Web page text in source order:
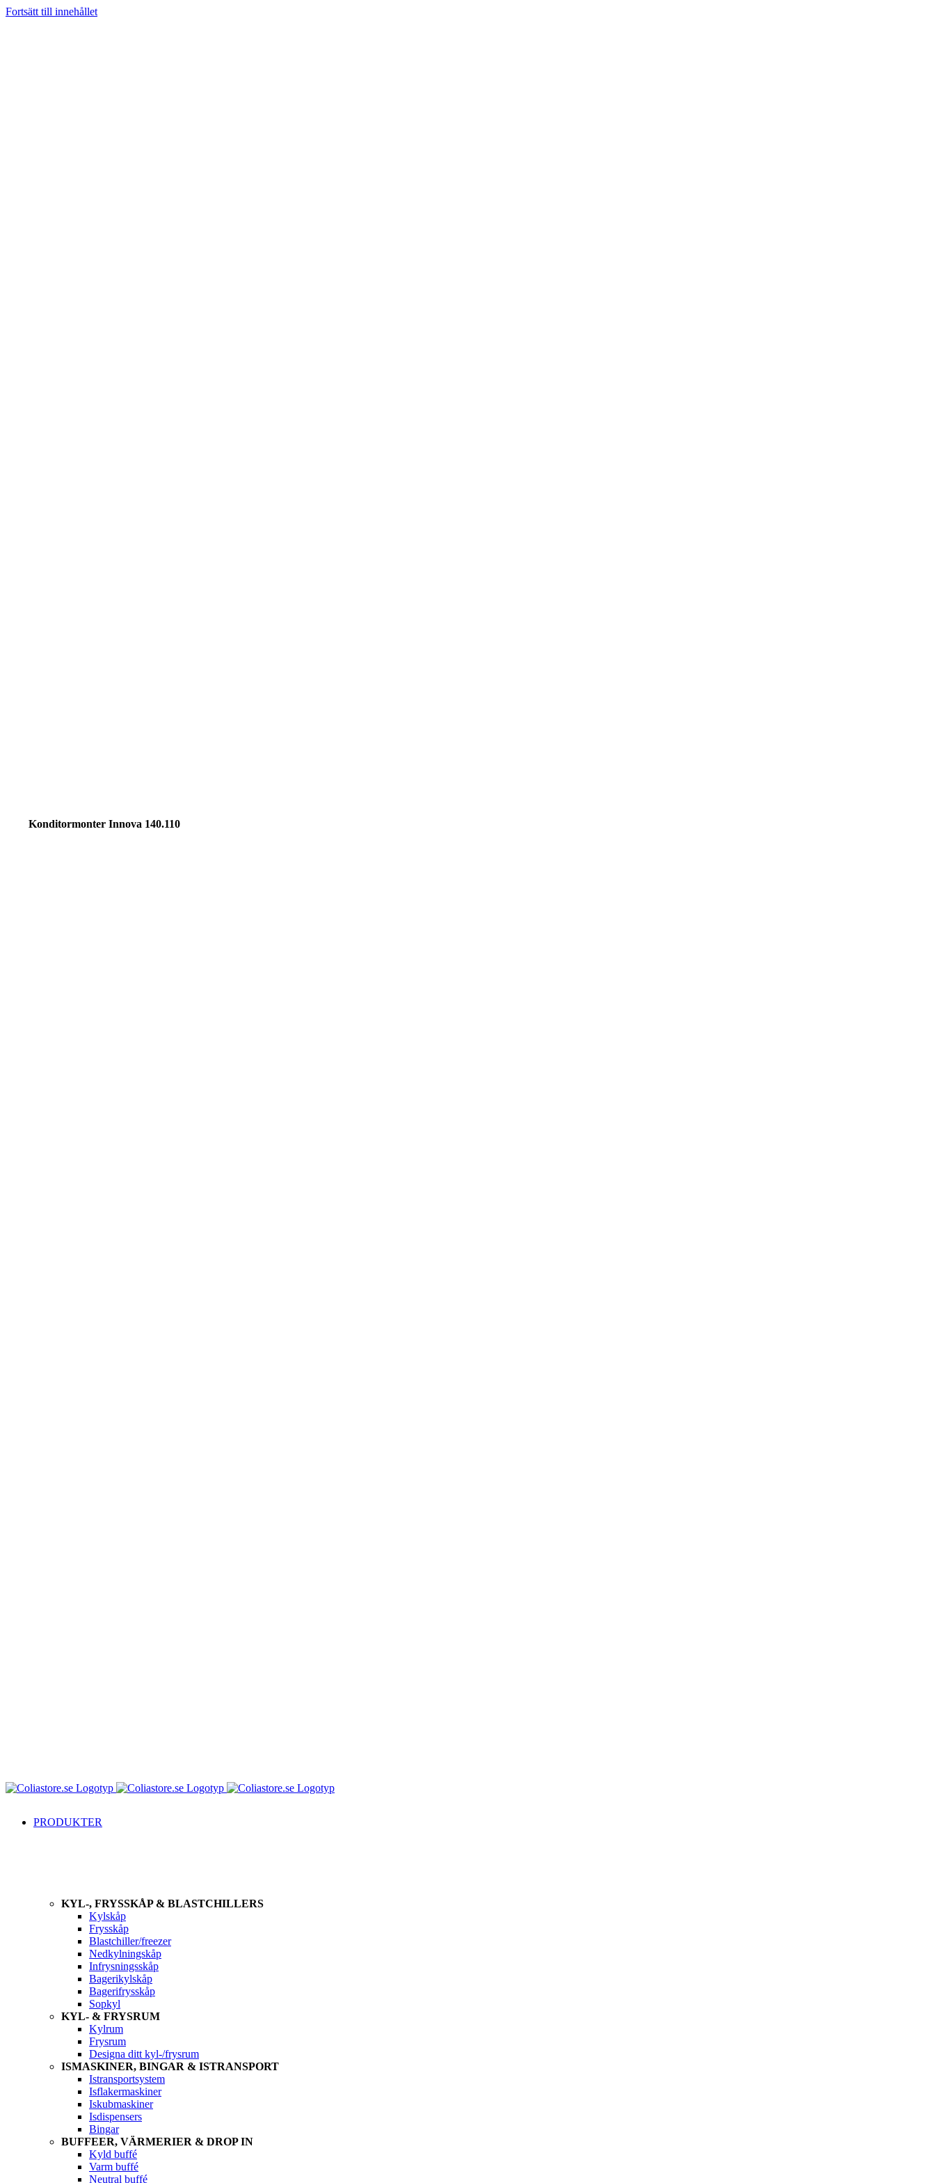
Fortsätt till innehållet
PRODUKTER
KYL-, FRYSSKÅP & BLASTCHILLERS
Kylskåp
Frysskåp
Blastchiller/freezer
Nedkylningskåp
Infrysningsskåp
Bagerikylskåp
Bagerifrysskåp
Sopkyl
KYL- & FRYSRUM
Kylrum
Frysrum
Designa ditt kyl-/frysrum
ISMASKINER, BINGAR & ISTRANSPORT
Istransportsystem
Isflakermaskiner
Iskubmaskiner
Isdispensers
Bingar
BUFFEER, VÄRMERIER & DROP IN
Kyld buffé
Varm buffé
Neutral buffé
Konditormonter Innova 140.110